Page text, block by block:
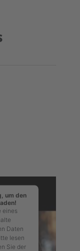
um den
eines
Daten
lesen
Sie der